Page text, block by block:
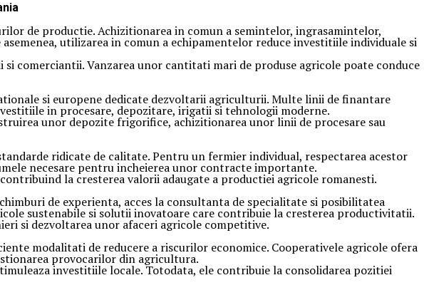
de productie. Achizitionarea in comun a semintelor, ingrasamintelor,
utilizarea in comun a echipamentelor reduce investitiile individuale si
comerciantii. Vanzarea unor cantitati mari de produse agricole poate conduce
si europene dedicate dezvoltarii agriculturii. Multe linii de finantare
in procesare, depozitare, irigatii si tehnologii moderne.
unor depozite frigorifice, achizitionarea unor linii de procesare sau
ridicate de calitate. Pentru un fermier individual, respectarea acestor
necesare pentru incheierea unor contracte importante.
la cresterea valorii adaugate a productiei agricole romanesti.
de experienta, acces la consultanta de specialitate si posibilitatea
sustenabile si solutii inovatoare care contribuie la cresterea productivitatii.
si dezvoltarea unor afaceri agricole competitive.
modalitati de reducere a riscurilor economice. Cooperativele agricole ofera
provocarilor din agricultura.
investitiile locale. Totodata, ele contribuie la consolidarea pozitiei